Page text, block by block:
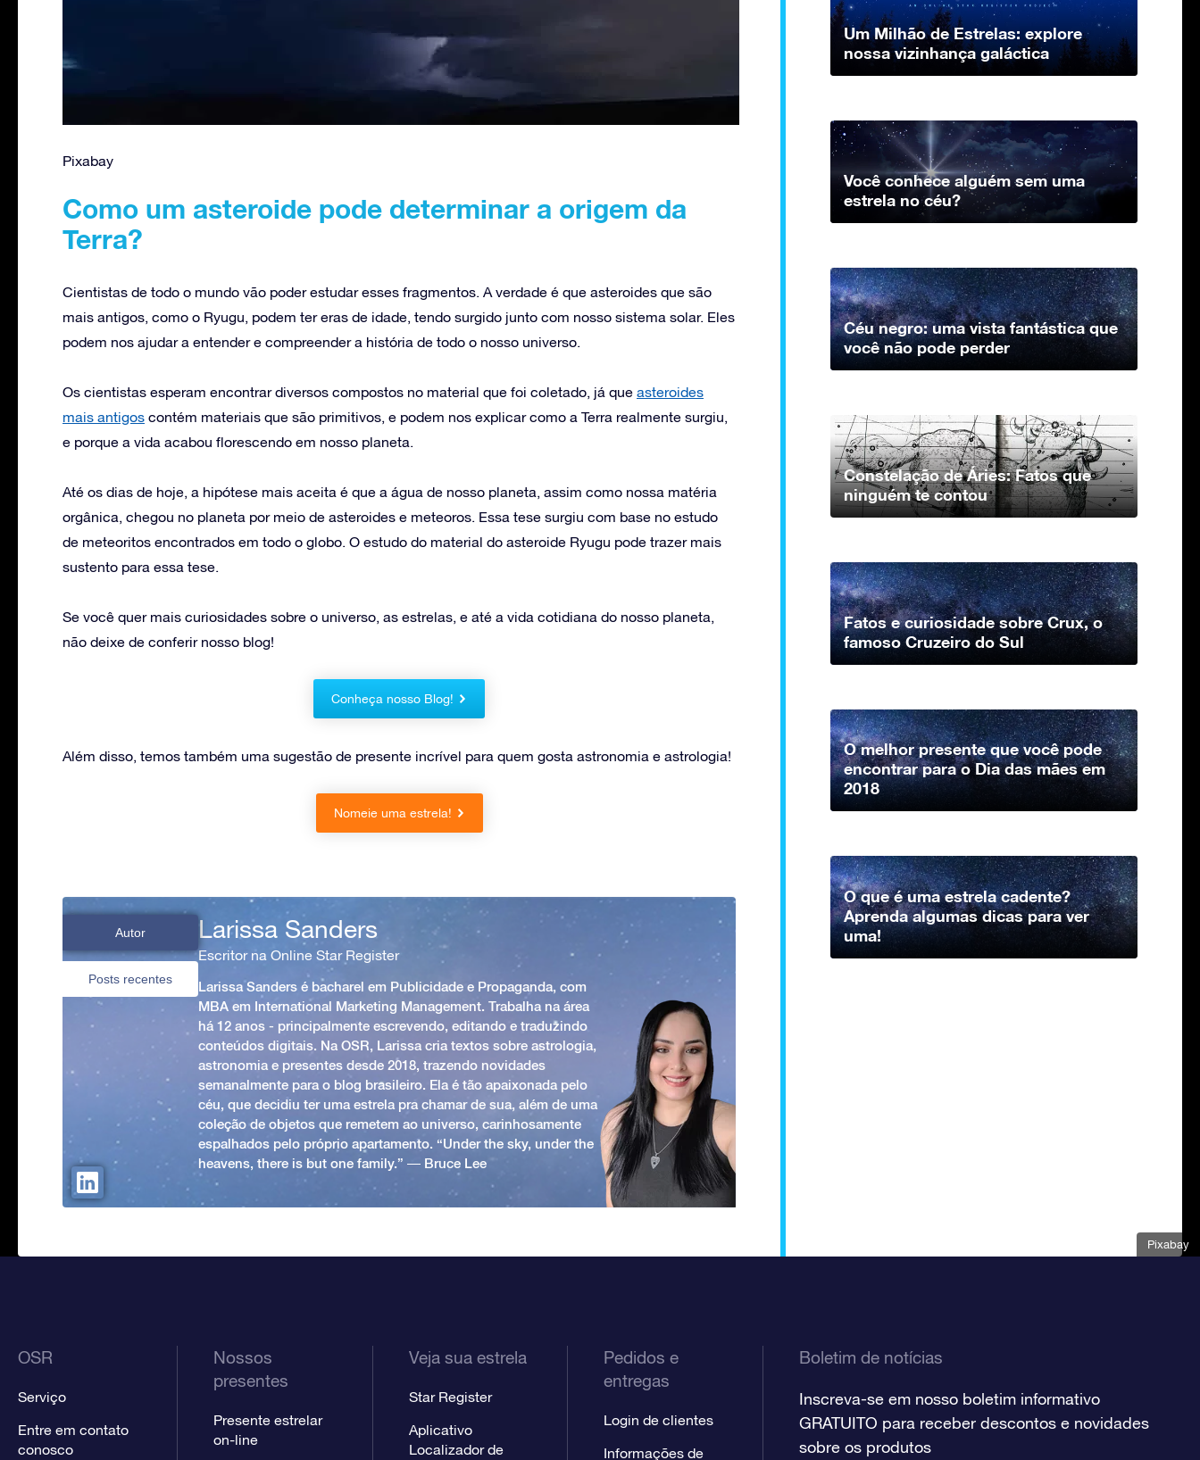
Pixabay
Pixabay
Como um asteroide pode determinar a origem da
Terra?
Cientistas de todo o mundo vão poder estudar esses fragmentos. A verdade é que asteroides que são
mais antigos, como o Ryugu, podem ter eras de idade, tendo surgido junto com nosso sistema solar. Eles
podem nos ajudar a entender e compreender a história de todo o nosso universo.
Os cientistas esperam encontrar diversos compostos no material que foi coletado, já que asteroides
mais antigos contém materiais que são primitivos, e podem nos explicar como a Terra realmente surgiu,
e porque a vida acabou florescendo em nosso planeta.
Até os dias de hoje, a hipótese mais aceita é que a água de nosso planeta, assim como nossa matéria
orgânica, chegou no planeta por meio de asteroides e meteoros. Essa tese surgiu com base no estudo
de meteoritos encontrados em todo o globo. O estudo do material do asteroide Ryugu pode trazer mais
sustento para essa tese.
Se você quer mais curiosidades sobre o universo, as estrelas, e até a vida cotidiana do nosso planeta,
não deixe de conferir nosso blog!
Conheça nosso Blog!
Além disso, temos também uma sugestão de presente incrível para quem gosta astronomia e astrologia!
Nomeie uma estrela!
Autor
Posts recentes
Larissa Sanders
Escritor na Online Star Register
Larissa Sanders é bacharel em Publicidade e Propaganda, com
MBA em International Marketing Management. Trabalha na área
há 12 anos - principalmente escrevendo, editando e traduzindo
conteúdos digitais. Na OSR, Larissa cria textos sobre astrologia,
astronomia e presentes desde 2018, trazendo novidades
semanalmente para o blog brasileiro. Ela é tão apaixonada pelo
céu, que decidiu ter uma estrela pra chamar de sua, além de uma
coleção de objetos que remetem ao universo, carinhosamente
espalhados pelo próprio apartamento. “Under the sky, under the
heavens, there is but one family.” ― Bruce Lee
Um Milhão de Estrelas: explore
nossa vizinhança galáctica
Você conhece alguém sem uma
estrela no céu?
Céu negro: uma vista fantástica que
você não pode perder
Constelação de Áries: Fatos que
ninguém te contou
Fatos e curiosidade sobre Crux, o
famoso Cruzeiro do Sul
O melhor presente que você pode
encontrar para o Dia das mães em
2018
O que é uma estrela cadente?
Aprenda algumas dicas para ver
uma!
OSR
Serviço
Entre em contato
conosco
Nossos
presentes
Presente estrelar
on-line
Veja sua estrela
Star Register
Aplicativo
Localizador de
Pedidos e
entregas
Login de clientes
Informações de
Boletim de notícias
Inscreva-se em nosso boletim informativo
GRATUITO para receber descontos e novidades
sobre os produtos